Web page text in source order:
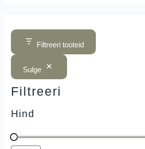
Filtreeri tooteid
Sulge
Filtreeri
Hind